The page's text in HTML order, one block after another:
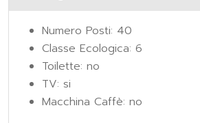
Numero Posti: 40
Classe Ecologica: 6
Toilette: no
TV: si
Macchina Caffè: no